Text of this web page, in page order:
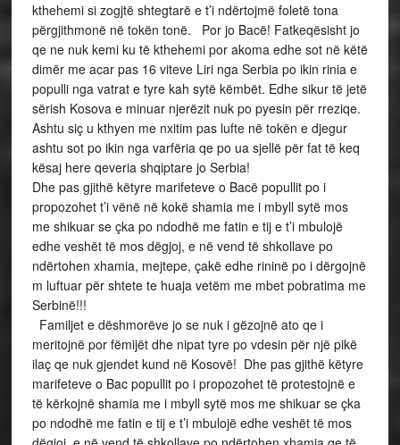
kthehemi si zogjtë shtegtarë e t’i ndërtojmë foletë tona
përgjithmonë në tokën tonë. Por jo Bacë! Fatkeqësisht jo
qe ne nuk kemi ku të kthehemi por akoma edhe sot në këtë
dimër me acar pas 16 viteve Liri nga Serbia po ikin rinia e
populli nga vatrat e tyre kah sytë këmbët. Edhe sikur të jetë
sërish Kosova e minuar njerëzit nuk po pyesin për rreziqe.
Ashtu siç u kthyen me nxitim pas lufte në tokën e djegur
ashtu sot po ikin nga varfëria qe po ua sjellë për fat të keq
kësaj here qeveria shqiptare jo Serbia!
Dhe pas gjithë këtyre marifeteve o Bacë popullit po i
propozohet t’i vënë në kokë shamia me i mbyll sytë mos
me shikuar se çka po ndodhë me fatin e tij e t’i mbulojë
edhe veshët të mos dëgjoj, e në vend të shkollave po
ndërtohen xhamia, mejtepe, çakë edhe rininë po i dërgojnë
m luftuar për shtete te huaja vetëm me mbet pobratima me
Serbinë!!!
Familjet e dëshmorëve jo se nuk i gëzojnë ato qe i
meritojnë por fëmijët dhe nipat tyre po vdesin për një pikë
ilaç qe nuk gjendet kund në Kosovë! Dhe pas gjithë këtyre
marifeteve o Bac popullit po i propozohet të protestojnë e
të kërkojnë shamia me i mbyll sytë mos me shikuar se çka
po ndodhë me fatin e tij e t’i mbulojë edhe veshët të mos